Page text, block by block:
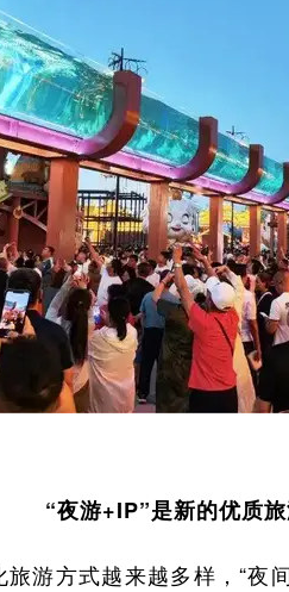
“夜游+IP”是新的优质
游方式越来越多样，“夜